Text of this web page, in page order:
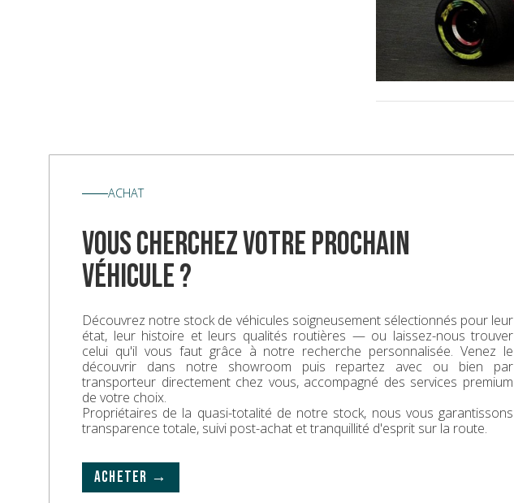
ACHAT
vous cherchez votre prochain
véhicule ?
Découvrez notre stock de véhicules soigneusement sélectionnés pour leur
état, leur histoire et leurs qualités routières — ou laissez-nous trouver
celui qu'il vous faut grâce à notre recherche personnalisée. Venez le
découvrir dans notre showroom puis repartez avec ou bien par
transporteur directement chez vous, accompagné des services premium
de votre choix.
Propriétaires de la quasi-totalité de notre stock, nous vous garantissons
transparence totale, suivi post-achat et tranquillité d'esprit sur la route.
ACHETER →